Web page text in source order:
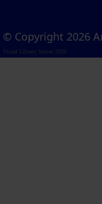
© Copyright 2026
Visual Library Server 2026